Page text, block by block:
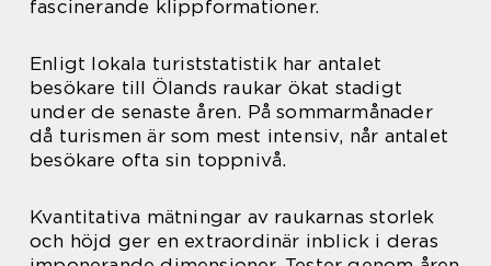
fascinerande klippformationer.
Enligt lokala turiststatistik har antalet
besökare till Ölands raukar ökat stadigt
under de senaste åren. På sommarmånader
då turismen är som mest intensiv, når antalet
besökare ofta sin toppnivå.
Kvantitativa mätningar av raukarnas storlek
och höjd ger en extraordinär inblick i deras